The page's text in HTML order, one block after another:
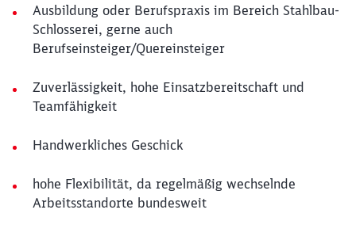
Ausbildung oder Berufspraxis im Bereich Stahlbau-
Schlosserei, gerne auch
Berufseinsteiger/Quereinsteiger
Zuverlässigkeit, hohe Einsatzbereitschaft und
Teamfähigkeit
Handwerkliches Geschick
hohe Flexibilität, da regelmäßig wechselnde
Arbeitsstandorte bundesweit